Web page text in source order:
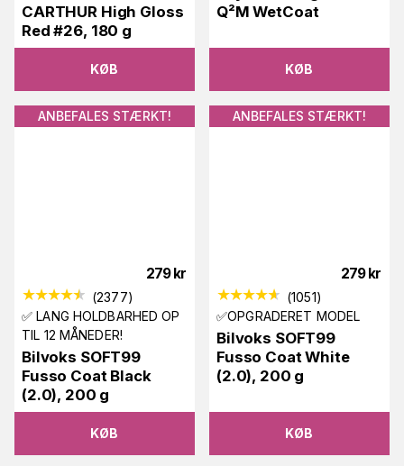
CARTHUR High Gloss
Red #26, 180 g
KØB
Q²M WetCoat
KØB
ANBEFALES STÆRKT!
279 kr
(2377)
✅ LANG HOLDBARHED OP
TIL 12 MÅNEDER!
Bilvoks SOFT99
Fusso Coat Black
(2.0), 200 g
KØB
ANBEFALES STÆRKT!
279 kr
(1051)
✅OPGRADERET MODEL
Bilvoks SOFT99
Fusso Coat White
(2.0), 200 g
KØB